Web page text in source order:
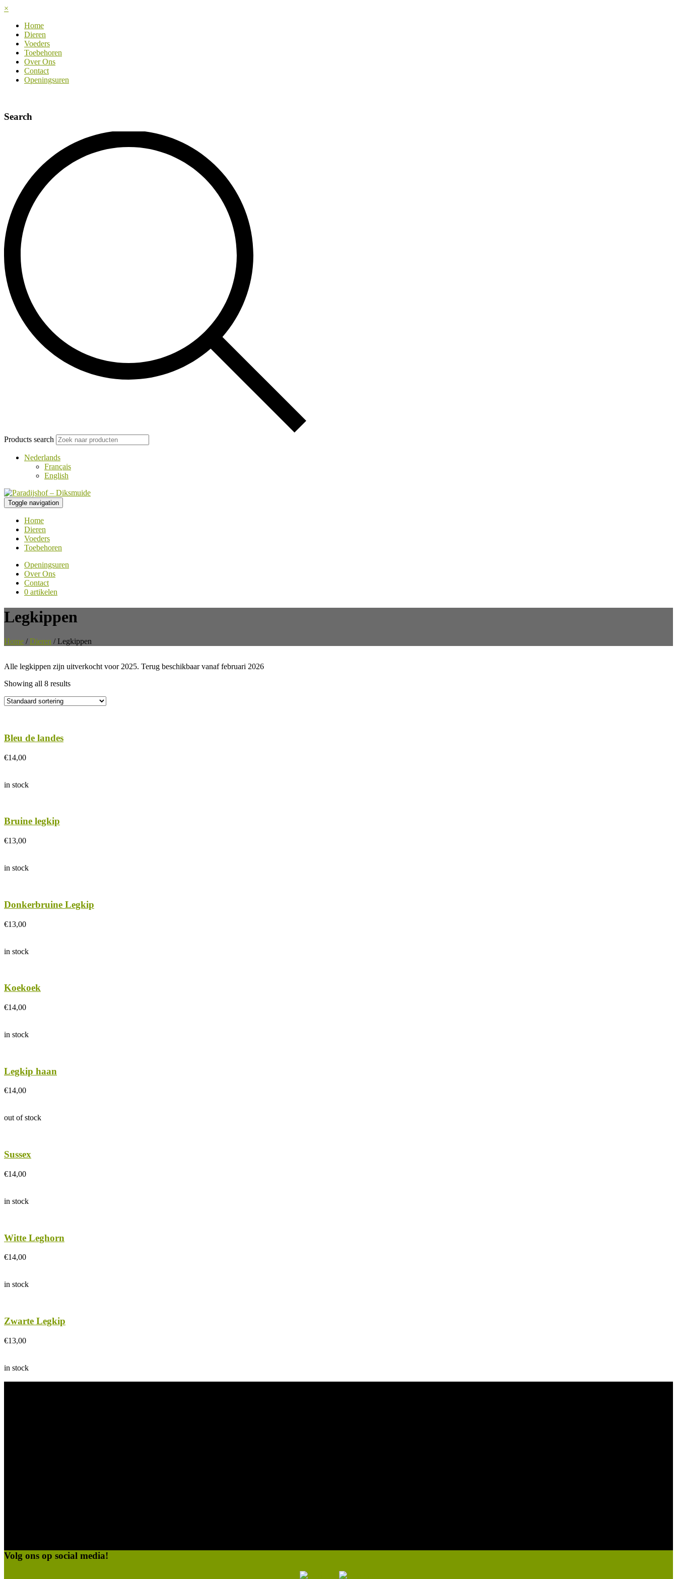
×
Home
Dieren
Voeders
Toebehoren
Over Ons
Contact
Openingsuren
Search
Products search
Nederlands
Français
English
Toggle navigation
Home
Dieren
Voeders
Toebehoren
Openingsuren
Over Ons
Contact
0 artikelen
Legkippen
Home /Dieren /Legkippen
Alle legkippen zijn uitverkocht voor 2025. Terug beschikbaar vanaf februari 2026
Showing all 8 results
Bleu de landes
€14,00
in stock
Bruine legkip
€13,00
in stock
Donkerbruine Legkip
€13,00
in stock
Koekoek
€14,00
in stock
Legkip haan
€14,00
out of stock
Sussex
€14,00
in stock
Witte Leghorn
€14,00
in stock
Zwarte Legkip
€13,00
in stock
Volg ons op social media!